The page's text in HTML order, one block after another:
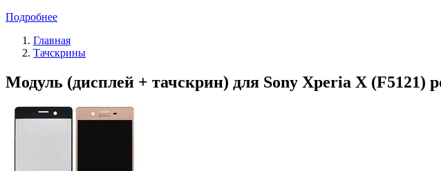
Подробнее
Главная
Тачскрины
Модуль (дисплей + тачскрин) для Sony Xperia X (F5121)